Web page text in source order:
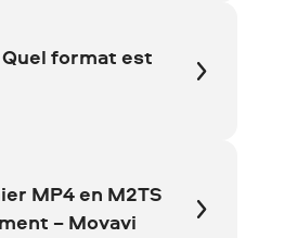
Quel format est
MP4 en M2TS
− Movavi